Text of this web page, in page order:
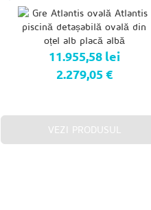
11.955,58 lei
2.279,05 €
VEZI PRODUSUL